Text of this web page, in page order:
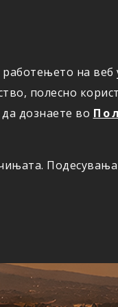
на веб
полесно
дознаете во